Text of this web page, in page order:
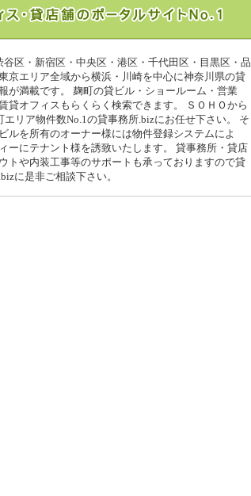
区・新宿区・中央区・港区・千代田区・目黒区・品
京エリア全域から横浜・川崎を中心に神奈川県の貸
が満載です。 麹町の貸ビル・ショールーム・営業
貸オフィスもらくらく検索できます。 ＳＯＨＯから
リア物件数No.1の貸事務所.bizにお任せ下さい。 そ
ルを所有のオーナー様には物件登録システムによ
ーにテナント様を誘致いたします。 貸事務所・貸店
トや内装工事等のサポートも承っておりますので貸
に是非ご相談下さい。